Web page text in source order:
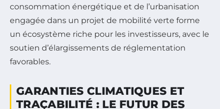
consommation énergétique et de l’urbanisation
engagée dans un projet de mobilité verte forme
un écosystème riche pour les investisseurs, avec le
soutien d’élargissements de réglementation
favorables.
GARANTIES CLIMATIQUES ET
TRAÇABILITÉ : LE FUTUR DES